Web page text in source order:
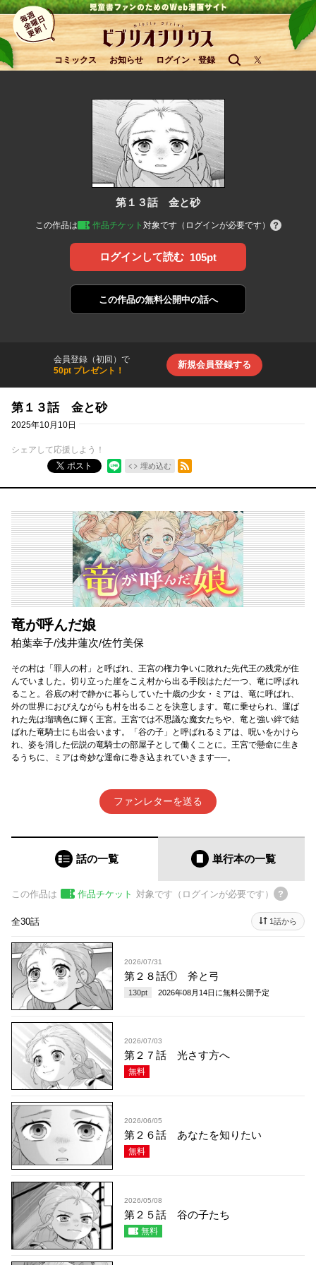
コミックス お知らせ ログイン・登録
第１３話 金と砂
この作品は 作品チケット 対象です（ログインが必要です）
ログインして読む 105pt
この作品の無料公開中の話へ
会員登録（初回）で
50pt プレゼント！
新規会員登録する
第１３話 金と砂
2025年10月10日
シェアして応援しよう！
ポスト
埋め込む
RSSフィード
竜が呼んだ娘
柏葉幸子/浅井蓮次/佐竹美保
その村は「罪人の村」と呼ばれ、王宮の権力争いに敗れた先代王の残党が住
んでいました。切り立った崖をこえ村から出る手段はただ一つ、竜に呼ばれ
ること。谷底の村で静かに暮らしていた十歳の少女・ミアは、竜に呼ばれ、
外の世界におびえながらも村を出ることを決意します。竜に乗せられ、運ば
れた先は瑠璃色に輝く王宮。王宮では不思議な魔女たちや、竜と強い絆で結
ばれた竜騎士にも出会います。「谷の子」と呼ばれるミアは、呪いをかけら
れ、姿を消した伝説の竜騎士の部屋子として働くことに。王宮で懸命に生き
るうちに、ミアは奇妙な運命に巻き込まれていきます──。
ファンレターを送る
話の一覧 単行本の一覧
この作品は 作品チケット 対象です（ログインが必要です）
全30話 1話から
2026/07/31
第２８話① 斧と弓
130pt 2026年08月14日 に無料公開予定
2026/07/03
第２７話 光さす方へ
無料
2026/06/05
第２６話 あなたを知りたい
無料
2026/05/08
第２５話 谷の子たち
無料